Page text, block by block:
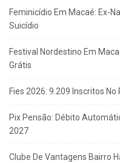
Feminicídio Em Macaé: Ex-
Suicídio
Festival Nordestino Em
Grátis
Fies 2026: 9.209 Inscritos
Pix Pensão: Débito
2027
Clube De Vantagens Bairro